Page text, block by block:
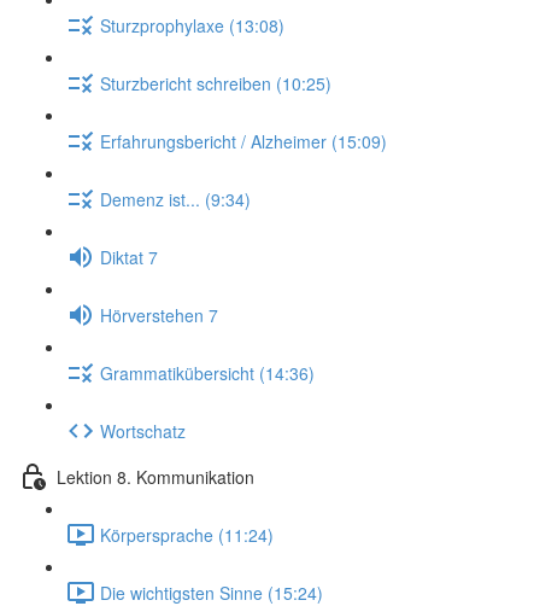
Sturzprophylaxe (13:08)
Sturzbericht schreiben (10:25)
Erfahrungsbericht / Alzheimer (15:09)
Demenz ist... (9:34)
Diktat 7
Hörverstehen 7
Grammatikübersicht (14:36)
Wortschatz
Lektion 8. Kommunikation
Körpersprache (11:24)
Die wichtigsten Sinne (15:24)